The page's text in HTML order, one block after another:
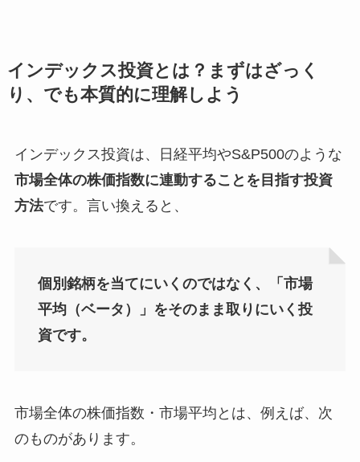
インデックス投資とは？まずはざっく
り、でも本質的に理解しよう
インデックス投資は、日経平均やS&P500のような
市場全体の株価指数に連動することを目指す投資
方法です。言い換えると、
個別銘柄を当てにいくのではなく、「市場
平均（ベータ）」をそのまま取りにいく投
資です。
市場全体の株価指数・市場平均とは、例えば、次
のものがあります。